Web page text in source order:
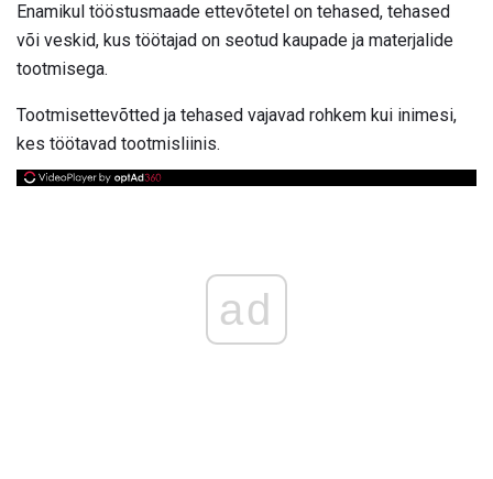
Enamikul tööstusmaade ettevõtetel on tehased, tehased
või veskid, kus töötajad on seotud kaupade ja materjalide
tootmisega.
Tootmisettevõtted ja tehased vajavad rohkem kui inimesi,
kes töötavad tootmisliinis.
ad